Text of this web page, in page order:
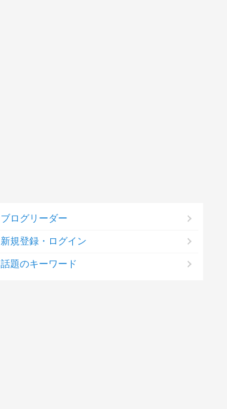
ブログリーダー
新規登録・ログイン
話題のキーワード